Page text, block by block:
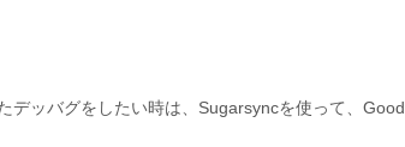
デッバグをしたい時は、Sugarsyncを使って、